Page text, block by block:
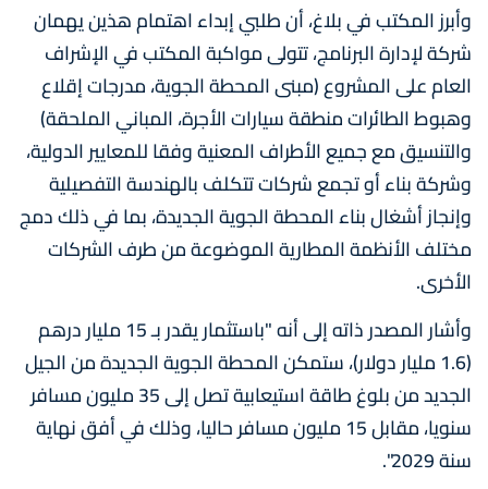
وأبرز المكتب في بلاغ، أن طلبي إبداء اهتمام هذين يهمان
شركة لإدارة البرنامج، تتولى مواكبة المكتب في الإشراف
العام على المشروع (مبنى المحطة الجوية، مدرجات إقلاع
وهبوط الطائرات منطقة سيارات الأجرة، المباني الملحقة)
والتنسيق مع جميع الأطراف المعنية وفقا للمعايير الدولية،
وشركة بناء أو تجمع شركات تتكلف بالهندسة التفصيلية
وإنجاز أشغال بناء المحطة الجوية الجديدة، بما في ذلك دمج
مختلف الأنظمة المطارية الموضوعة من طرف الشركات
الأخرى.
وأشار المصدر ذاته إلى أنه "باستثمار يقدر بـ 15 مليار درهم
(1.6 مليار دولار)، ستمكن المحطة الجوية الجديدة من الجيل
الجديد من بلوغ طاقة استيعابية تصل إلى 35 مليون مسافر
سنويا، مقابل 15 مليون مسافر حاليا، وذلك في أفق نهاية
سنة 2029".